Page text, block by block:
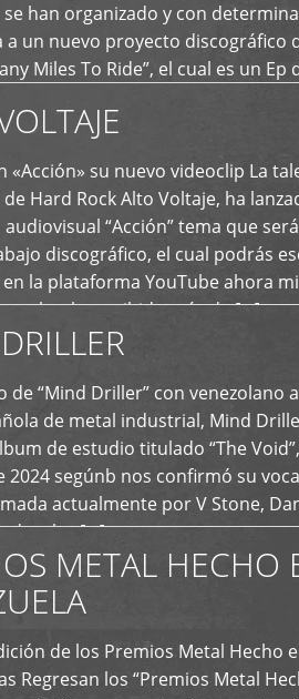
se han organizado y con
a un nuevo proyecto discográfico
Miles To Ride”, el cual es un Ep
[…]
«Acción» su nuevo videoclip La
Hard Rock Alto Voltaje, ha
“Acción” tema que
discográfico, el cual podrás
la plataforma YouTube ahora
ya ha recibido más de […]
de “Mind Driller” con venezolano
de metal industrial, Mind
de estudio titulado “The
2024 segúnb nos confirmó su
actualmente por V Stone,
a las […]
METAL HECHO
de los Premios Metal Hecho
Regresan los “Premios Metal